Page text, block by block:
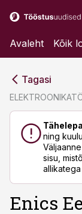
Avaleht Kõik
Tagasi
ning
sisu,
Enics